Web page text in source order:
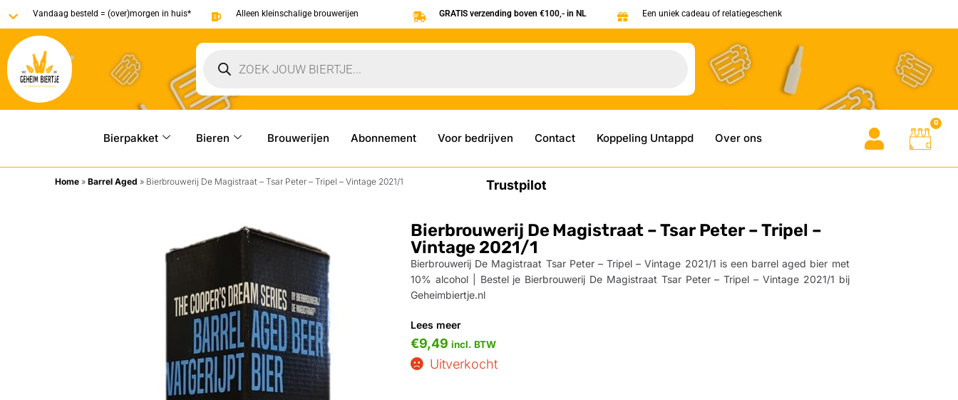
Vandaag besteld = (over)morgen in huis* Alleen kleinschalige brouwerijen GRATIS verzending boven €100,- in NL Een uniek cadeau of relatiegeschenk
Bierpakket Bieren Brouwerijen Abonnement Voor bedrijven Contact Koppeling Untappd Over ons
0
Home »Barrel Aged » Bierbrouwerij De Magistraat – Tsar Peter – Tripel – Vintage 2021/1 Trustpilot
Bierbrouwerij De Magistraat – Tsar Peter – Tripel –
Vintage 2021/1
Bierbrouwerij De Magistraat Tsar Peter – Tripel – Vintage 2021/1 is een barrel aged bier met
10% alcohol | Bestel je Bierbrouwerij De Magistraat Tsar Peter – Tripel – Vintage 2021/1 bij
Geheimbiertje.nl
Lees meer
€9,49 incl. BTW
Uitverkocht